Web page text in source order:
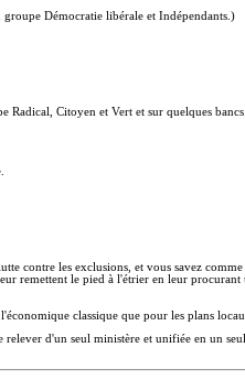
Démocratie libérale et Indépendants.)
Citoyen et Vert et sur quelques
contre les exclusions, et vous savez
remettent le pied à l'étrier en leur
classique que pour les plans
d'un seul ministère et unifiée en un